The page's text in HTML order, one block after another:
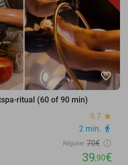
favorite_border
ritual (60 of 90 min)
9.7 star
2 min. directions_walk
Régulier 70€
39,90€